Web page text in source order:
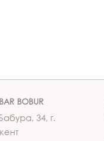
BOBUR
34, г.